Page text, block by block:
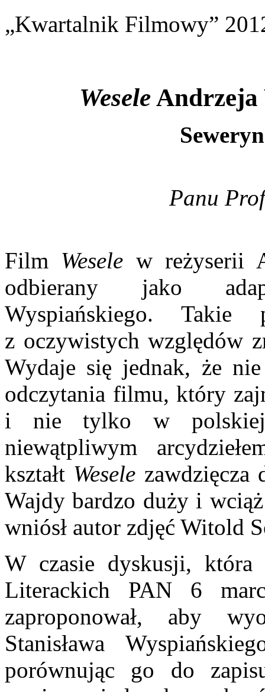
„Kwartalnik Filmowy”
Wesele Andrzeja
Panu
Film Wesele w reżyserii
odbierany jako
Wyspiańskiego. Takie
z oczywistych względów
Wydaje się jednak, że
odczytania filmu, który
i nie tylko w polskiej
niewątpliwym
kształt Wesele
Wajdy bardzo duży i
wniósł autor zdjęć Witold
W czasie dyskusji, która
Literackich PAN 6
zaproponował, aby
Stanisława
porównując go do